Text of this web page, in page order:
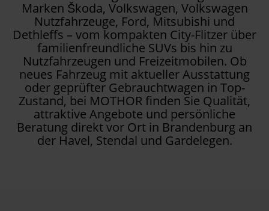
Marken Škoda, Volkswagen, Volkswagen
Nutzfahrzeuge, Ford, Mitsubishi und
Dethleffs – vom kompakten City-Flitzer über
familienfreundliche SUVs bis hin zu
Nutzfahrzeugen und Freizeitmobilen. Ob
neues Fahrzeug mit aktueller Ausstattung
oder geprüfter Gebrauchtwagen in Top-
Zustand, bei MOTHOR finden Sie Qualität,
attraktive Angebote und persönliche
Beratung direkt vor Ort in Brandenburg an
der Havel, Stendal und Gardelegen.